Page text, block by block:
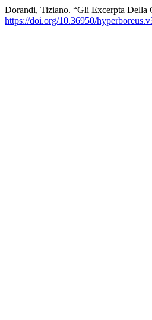
Dorandi, Tiziano. “Gli Excerpta
https://doi.org/10.36950/